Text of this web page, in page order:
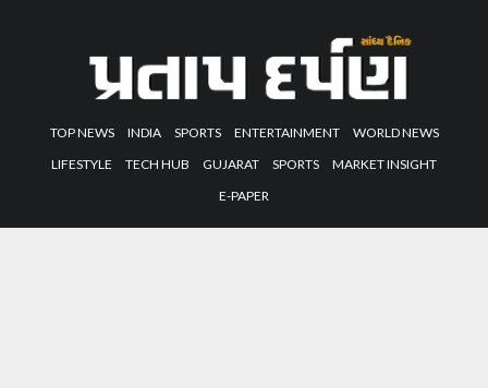
TOP NEWS INDIA SPORTS ENTERTAINMENT
WORLD NEWS
LIFESTYLE
TECH HUB GUJARAT SPORTS
MARKET INSIGHT
E-PAPER